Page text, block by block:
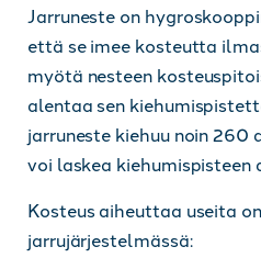
Jarruneste on
että se imee kosteutta
myötä nesteen
alentaa sen
jarruneste kiehuu noin 260
voi laskea kiehumispisteen
Kosteus aiheuttaa useita
jarrujärjestelmässä: